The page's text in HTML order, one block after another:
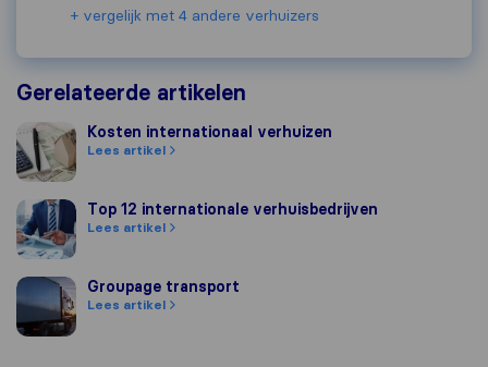
+ vergelijk met 4 andere verhuizers
Gerelateerde artikelen
Kosten internationaal verhuizen
Kosten internationaal verhuizen
Lees artikel
Top 12 internationale verhuisbedrijven
Top 12 internationale verhuisbedrijven
Lees artikel
Groupage transport
Groupage transport
Lees artikel